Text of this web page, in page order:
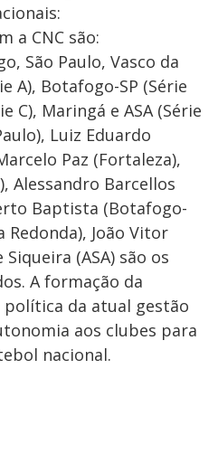
a CNC são:
São Paulo, Vasco da
A), Botafogo-SP (Série
C), Maringá e ASA (Série
Luiz Eduardo
Paz (Fortaleza),
Alessandro Barcellos
Baptista (Botafogo-
Redonda), João Vitor
(ASA) são os
A formação da
da atual gestão
aos clubes para
nacional.